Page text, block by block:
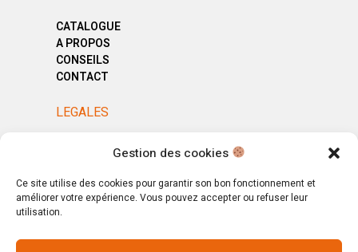
Gestion des cookies
Ce site utilise des cookies pour garantir son bon fonctionnement et
améliorer votre expérience. Vous pouvez accepter ou refuser leur
utilisation.
CATALOGUE
A PROPOS
CONSEILS
CONTACT
LEGALES
MENTIONS LÉGALES
CGV